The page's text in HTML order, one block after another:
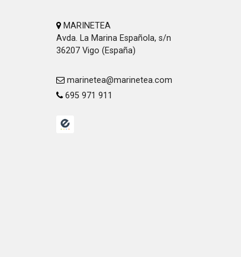
MARINETEA
Avda. La Marina Española, s/n
36207 Vigo (España)
marinetea@marinetea.com
695 971 911